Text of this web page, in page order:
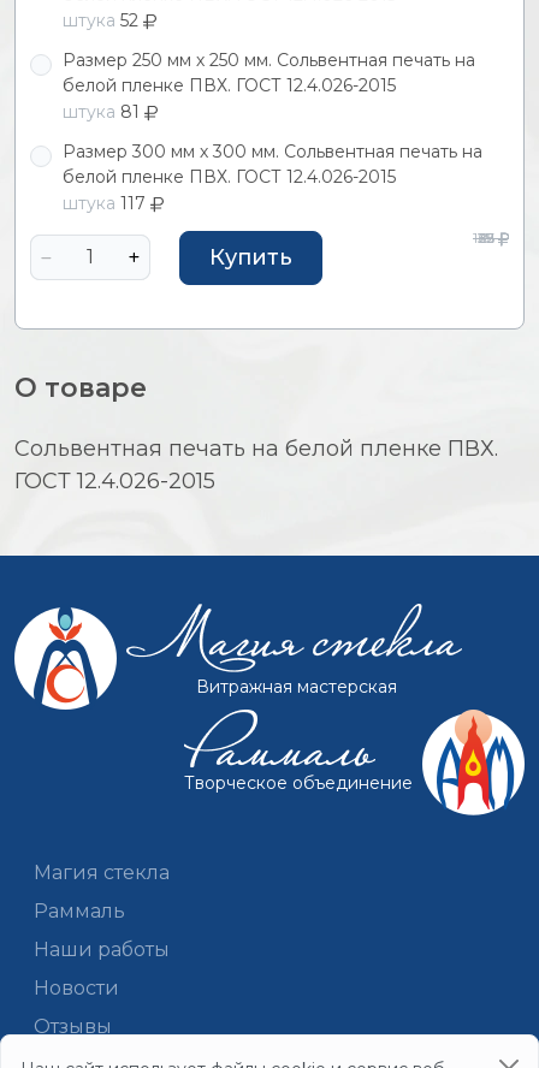
25
39
штука 52
62
Размер 250 мм х 250 мм. Сольвентная печать на
белой пленке ПВХ. ГОСТ 12.4.026-2015
штука 81
91
Размер 300 мм х 300 мм. Сольвентная печать на
белой пленке ПВХ. ГОСТ 12.4.026-2015
штука 117
127
Купить
О товаре
Сольвентная печать на белой пленке ПВХ.
ГОСТ 12.4.026-2015
Витражная мастерская
Творческое объединение
Магия стекла
Раммаль
Наши работы
Новости
Отзывы